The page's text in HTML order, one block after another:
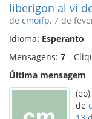
liberigon al vi
de cmoifp, 7 de
Idioma: Esperanto
Mensagens: 7
Última mensagem
(eo)
de